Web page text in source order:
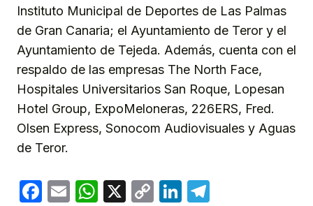
Instituto Municipal de Deportes de Las Palmas
de Gran Canaria; el Ayuntamiento de Teror y el
Ayuntamiento de Tejeda. Además, cuenta con el
respaldo de las empresas The North Face,
Hospitales Universitarios San Roque, Lopesan
Hotel Group, ExpoMeloneras, 226ERS, Fred.
Olsen Express, Sonocom Audiovisuales y Aguas
de Teror.
Facebook
EmailWhatsApp
X
CopyLinkedIn